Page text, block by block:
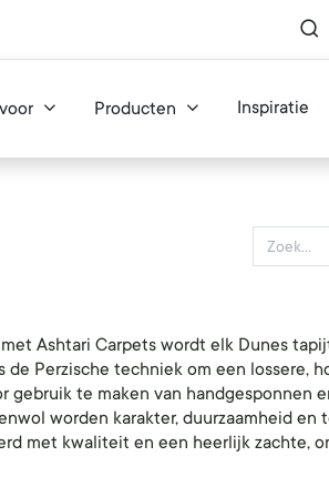
Producten Inspiratie
Ashtari Carpets wordt elk Dunes
de Perzische techniek om een lossere,
gebruik te maken van handgesponnen
worden karakter, duurzaamheid en
met kwaliteit en een heerlijk zachte,